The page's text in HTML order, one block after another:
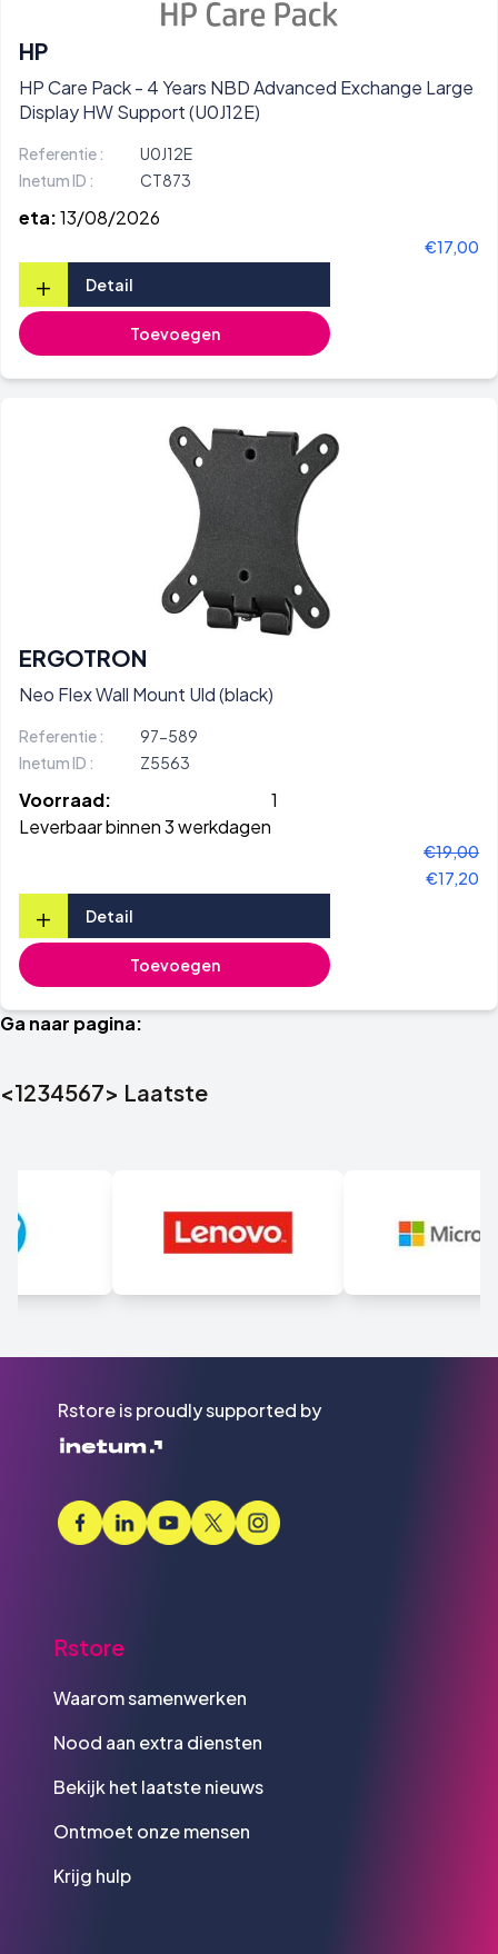
HP
HP Care Pack - 4 Years NBD Advanced Exchange Large
Display HW Support (U0J12E)
Referentie :
U0J12E
Inetum ID :
CT873
eta:13/08/2026
€17,00
+ Detail
Toevoegen
ERGOTRON
Neo Flex Wall Mount Uld (black)
Referentie :
97-589
Inetum ID :
Z5563
Voorraad:
1
Leverbaar binnen 3 werkdagen
€19,00
€17,20
+ Detail
Toevoegen
Ga naar pagina:
<1234567> Laatste
Rstore is proudly supported by
Rstore
Waarom samenwerken
Nood aan extra diensten
Bekijk het laatste nieuws
Ontmoet onze mensen
Krijg hulp